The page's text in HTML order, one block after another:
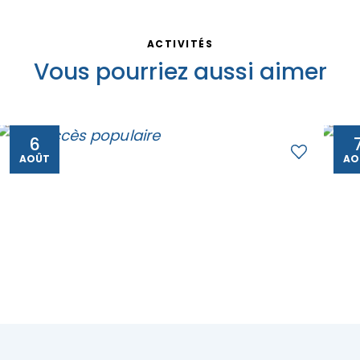
ACTIVITÉS
Vous pourriez aussi aimer
6
AOÛT